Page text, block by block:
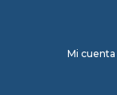
Mi cuenta